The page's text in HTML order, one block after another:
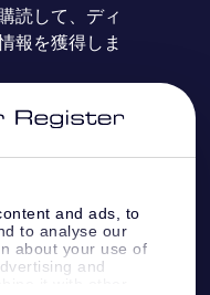
and ads, to
to analyse our
about your use of
and
読して、ディ
報を獲得しま